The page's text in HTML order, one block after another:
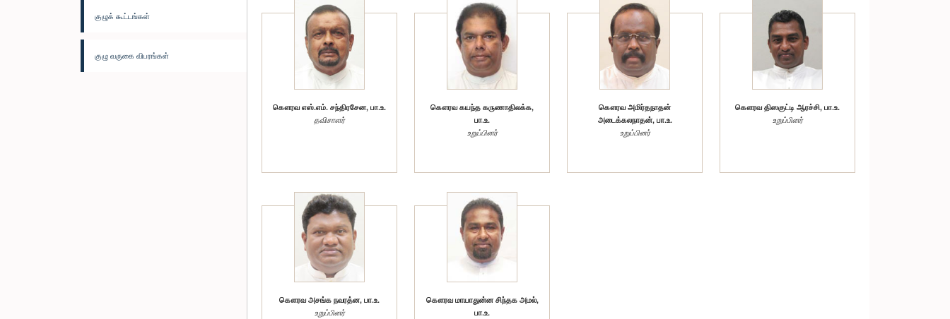
குழுக் கூட்டங்கள்
குழு வருகை விபரங்கள்
கௌரவ எஸ்.எம். சந்திரசேன, பா.உ.
தவிசாளர்
கௌரவ கயந்த கருணாதிலக்க,
பா.உ.
உறுப்பினர்
கௌரவ அமிர்தநாதன்
அடைக்கலநாதன், பா.உ.
உறுப்பினர்
கௌரவ திஸகுட்டி ஆரச்சி, பா.உ.
உறுப்பினர்
கௌரவ அசங்க நவரத்ன, பா.உ.
உறுப்பினர்
கௌரவ மாயாதுன்ன சிந்தக அமல்,
பா.உ.